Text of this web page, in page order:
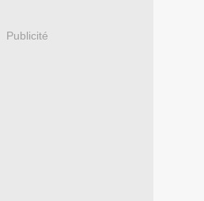
Publicité